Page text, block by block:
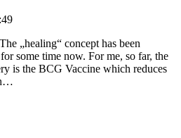
„healing“ concept has been
some time now. For me, so far, the
is the BCG Vaccine which reduces